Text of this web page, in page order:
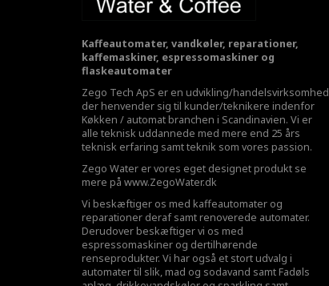
Kaffeautomater, vandkøler, reparationer,
kaffemaskiner, espressomaskiner og
flaskeautomater
Zego Tech ApS er en udvikling/handelsvirksomhed
der henvender sig til kunder/teknikere indenfor
Køkken / automat branchen i Scandinavien. Vi er
alle teknisk uddannede med mere end 25 års
teknisk erfaring samt teknik som vores passion.
Zego Water er vores eget designet produkt se
mere på www.ZegoWater.dk
Vi beskæftiger os med kaffeautomater og
reparationer deraf samt renoverede automater.
Derudover beskæftiger vi os med
espressomaskiner og dertilhørende
renseprodukter. Vi har også et stort udvalg i
automater til slik, mad og sodavand samt Fadøls